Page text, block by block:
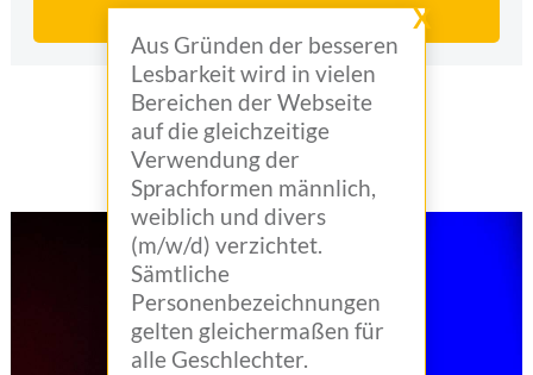
Leadership-Test
AKTUELLES
X
Aus Gründen der besseren
Lesbarkeit wird in vielen
Bereichen der Webseite
auf die gleichzeitige
Verwendung der
Sprachformen männlich,
weiblich und divers
(m/w/d) verzichtet.
Sämtliche
Personenbezeichnungen
gelten gleichermaßen für
alle Geschlechter.